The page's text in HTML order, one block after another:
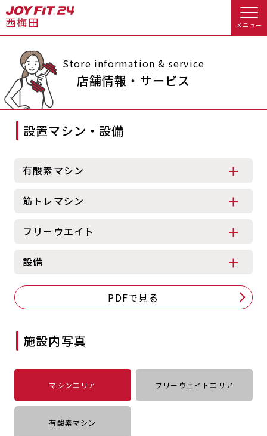
メニュー
店舗トップ
会員の方へトップ
アクセス 店舗情報・サービス
見学・体験
よくあるご質問 店舗へのお問い合わせ
JOYFIT総合トップ
JOYFIT24 JOYFIT YOGA
Store information & service
店舗情報・サービス
設置マシン・設備
有酸素マシン
筋トレマシン
フリーウエイト
設備
PDFで見る
施設内写真
マシンエリア フリーウェイトエリア
有酸素マシン